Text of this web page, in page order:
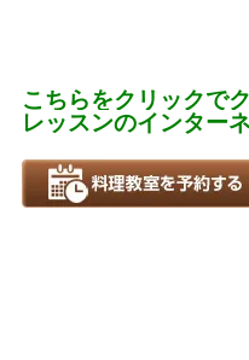
こちらをクリックで
レッスンのインター